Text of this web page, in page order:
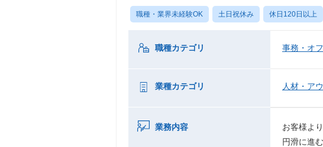
職種・業界未経験OK 土日祝休み 休日120日以上
職種カテゴリ 事務・オ
業種カテゴリ 人材・ア
業務内容
お客様よ
円滑に進